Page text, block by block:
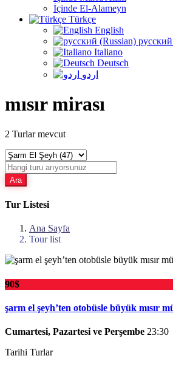
İçinde El-Alameyn
Türkçe
English
Italiano
Deutsch
اردو
mısır mirası
2 Turlar mevcut
Ara
Tur Listesi
Ana Sayfa
Tour list
90$
şarm el şeyh’ten otobüsle büyük mısır
Cumartesi, Pazartesi ve Perşembe 23:30
Tarihi Turlar